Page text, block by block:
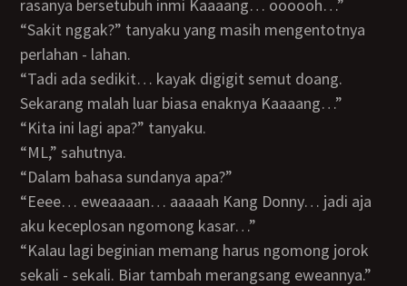
rasanya bersetubuh inmi Kaaaang… oooooh…”
“Sakit nggak?” tanyaku yang masih mengentotnya
perlahan - lahan.
“Tadi ada sedikit… kayak digigit semut doang.
Sekarang malah luar biasa enaknya Kaaaang…”
“Kita ini lagi apa?” tanyaku.
“ML,” sahutnya.
“Dalam bahasa sundanya apa?”
“Eeee… eweaaaan… aaaaah Kang Donny… jadi aja
aku keceplosan ngomong kasar…”
“Kalau lagi beginian memang harus ngomong jorok
sekali - sekali. Biar tambah merangsang eweannya.”